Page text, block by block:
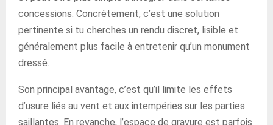
concessions. Concrètement, c’est une solution
pertinente si tu cherches un rendu discret, lisible et
généralement plus facile à entretenir qu’un monument
dressé.
Son principal avantage, c’est qu’il limite les effets
d’usure liés au vent et aux intempéries sur les parties
saillantes. En revanche, l’espace de gravure est parfois